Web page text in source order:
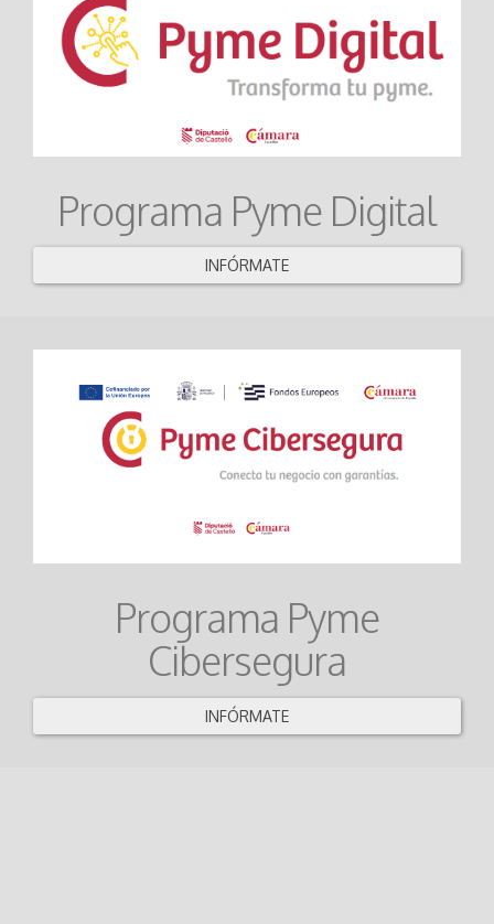
Programa Pyme Digital
INFÓRMATE
Programa Pyme
Cibersegura
INFÓRMATE